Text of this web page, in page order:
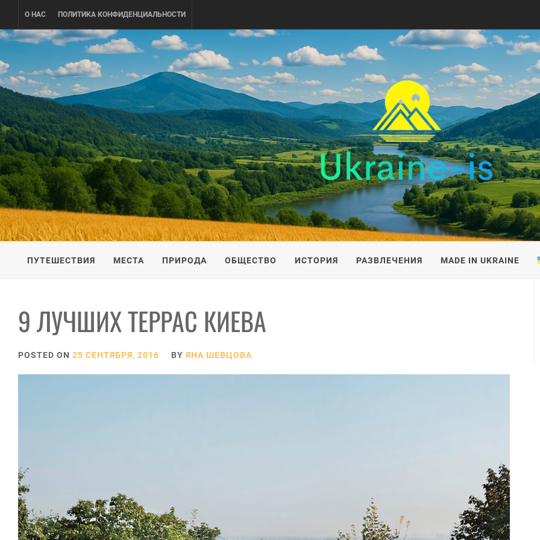
content
О НАС ПОЛИТИКА КОНФИДЕНЦИАЛЬНОСТИ
UKRAINE-IS
ПУТЕШЕСТВИЕ ПО УКРАИНЕ
ПУТЕШЕСТВИЯ МЕСТА ПРИРОДА ОБЩЕСТВО ИСТОРИЯ РАЗВЛЕЧЕНИЯ MADE IN UKRAINE
9 ЛУЧШИХ ТЕРРАС КИЕВА
POSTED ON 25 СЕНТЯБРЯ, 2016 BY ЯНА ШЕВЦОВА